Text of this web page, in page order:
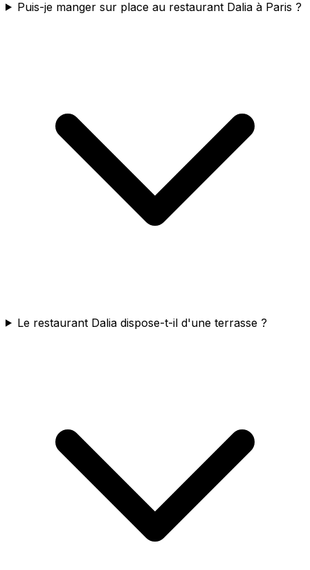
Puis-je manger sur place au restaurant Dalia à Paris ?
Le restaurant Dalia dispose-t-il d'une terrasse ?